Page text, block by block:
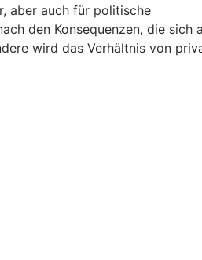
aber auch für politische
den Konsequenzen, die sich
wird das Verhältnis von